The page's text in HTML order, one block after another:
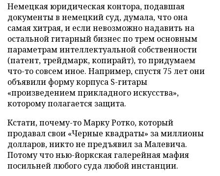
Немецкая юридическая контора, подавшая
документы в немецкий суд, думала, что она
самая хитрая, и если невозможно надавить на
остальной гитарный бизнес по трем основным
параметрам интеллектуальной собственности
(патент, трейдмарк, копирайт), то придумаем
что-то совсем иное. Например, спустя 75 лет они
объявили форму корпуса S-гитары
«произведением прикладного искусства»,
которому полагается защита.
Кстати, почему-то Марку Ротко, который
продавал свои «Черные квадраты» за миллионы
долларов, никто не предъявил за Малевича.
Потому что нью-йоркская галерейная мафия
посильней любого суда любой инстанции.